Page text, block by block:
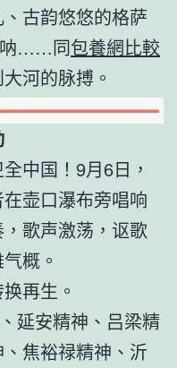
古韵悠悠的格萨
呐……同包養網比較
河的脉搏。
中国！9月6日，
壶口瀑布旁唱响
歌声激荡，讴歌
概。
再生。
延安精神、吕梁精
焦裕禄精神、沂